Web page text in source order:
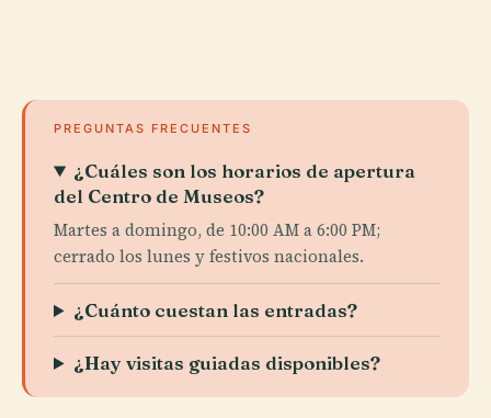
PREGUNTAS FRECUENTES
¿Cuáles son los horarios de apertura
del Centro de Museos?
Martes a domingo, de 10:00 AM a 6:00 PM;
cerrado los lunes y festivos nacionales.
¿Cuánto cuestan las entradas?
¿Hay visitas guiadas disponibles?